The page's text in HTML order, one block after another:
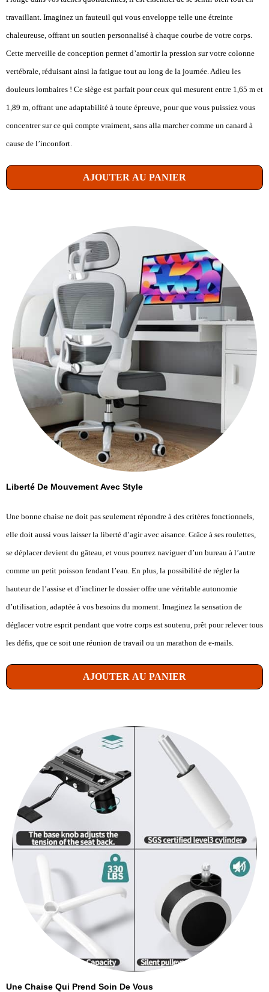
travaillant. Imaginez un fauteuil qui vous enveloppe telle une étreinte
chaleureuse, offrant un soutien personnalisé à chaque courbe de votre corps.
Cette merveille de conception permet d’amortir la pression sur votre colonne
vertébrale, réduisant ainsi la fatigue tout au long de la journée. Adieu les
douleurs lombaires ! Ce siège est parfait pour ceux qui mesurent entre 1,65 m et
1,89 m, offrant une adaptabilité à toute épreuve, pour que vous puissiez vous
concentrer sur ce qui compte vraiment, sans alla marcher comme un canard à
cause de l’inconfort.
AJOUTER AU PANIER
Liberté De Mouvement Avec Style
Une bonne chaise ne doit pas seulement répondre à des critères fonctionnels,
elle doit aussi vous laisser la liberté d’agir avec aisance. Grâce à ses roulettes,
se déplacer devient du gâteau, et vous pourrez naviguer d’un bureau à l’autre
comme un petit poisson fendant l’eau. En plus, la possibilité de régler la
hauteur de l’assise et d’incliner le dossier offre une véritable autonomie
d’utilisation, adaptée à vos besoins du moment. Imaginez la sensation de
déglacer votre esprit pendant que votre corps est soutenu, prêt pour relever tous
les défis, que ce soit une réunion de travail ou un marathon de e-mails.
AJOUTER AU PANIER
Une Chaise Qui Prend Soin De Vous